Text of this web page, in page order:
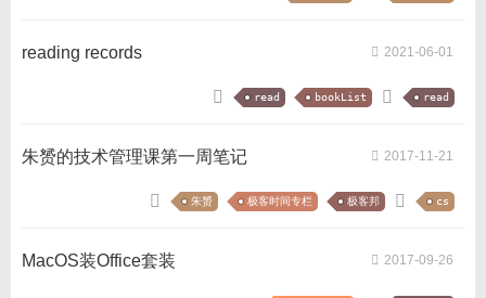
2021-06-01
reading records
read bookList read
2017-11-21
朱赟的技术管理课第一周笔记
朱赟 极客时间专栏 极客邦 cs
2017-09-26
MacOS装Office套装